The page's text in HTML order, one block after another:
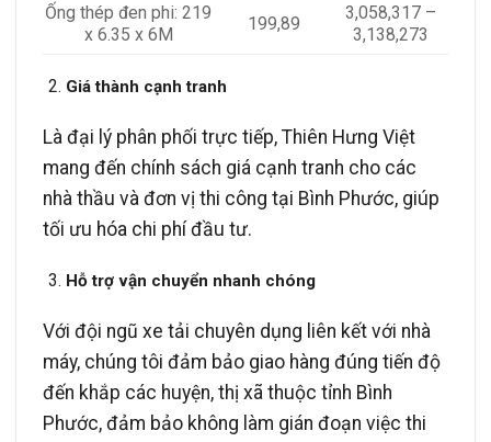
Ống thép đen phi: 219
x 6.35 x 6M
199,89
3,058,317 –
3,138,273
Giá thành cạnh tranh
Là đại lý phân phối trực tiếp, Thiên Hưng Việt
mang đến chính sách giá cạnh tranh cho các
nhà thầu và đơn vị thi công tại Bình Phước, giúp
tối ưu hóa chi phí đầu tư.
Hỗ trợ vận chuyển nhanh chóng
Với đội ngũ xe tải chuyên dụng liên kết với nhà
máy, chúng tôi đảm bảo giao hàng đúng tiến độ
đến khắp các huyện, thị xã thuộc tỉnh Bình
Phước, đảm bảo không làm gián đoạn việc thi